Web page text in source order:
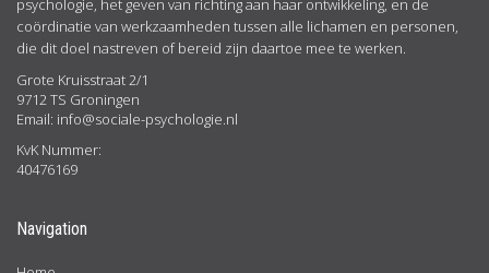
psychologie, het geven van richting aan haar ontwikkeling, en de
coördinatie van werkzaamheden tussen alle lichamen en personen,
die dit doel nastreven of bereid zijn daartoe mee te werken.
Grote Kruisstraat 2/1
9712 TS Groningen
Email: info@sociale-psychologie.nl
KvK Nummer:
40476169
Navigation